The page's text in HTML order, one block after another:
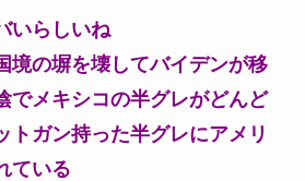
いらしいね
境の塀を壊してバイデンが移
でメキシコの半グレがどんど
トガン持った半グレにアメリ
ている